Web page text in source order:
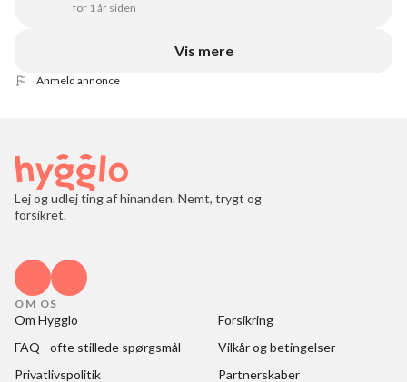
for 1 år siden
Vis mere
Anmeld annonce
Lej og udlej ting af hinanden. Nemt, trygt og
forsikret.
OM OS
Om Hygglo
Forsikring
FAQ - ofte stillede spørgsmål
Vilkår og betingelser
Privatlivspolitik
Partnerskaber